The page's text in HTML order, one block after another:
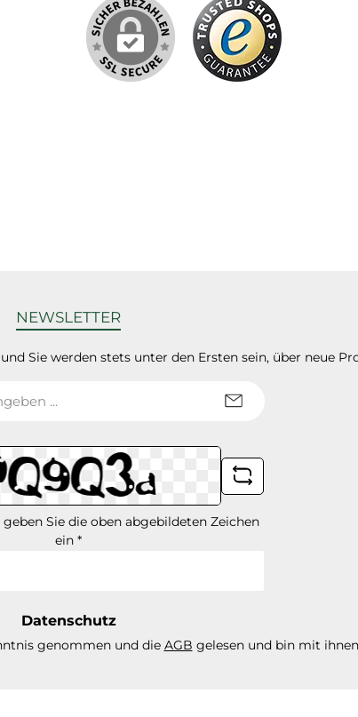
NEWSLETTER
Sie werden stets unter den Ersten sein, über neue
Sie die oben abgebildeten Zeichen
ein *
Datenschutz
genommen und die AGB gelesen und bin mit